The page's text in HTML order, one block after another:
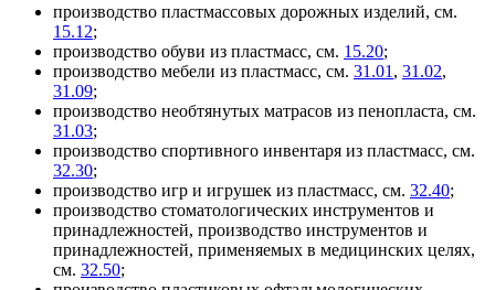
производство пластмассовых дорожных изделий, см.
15.12;
производство обуви из пластмасс, см. 15.20;
производство мебели из пластмасс, см. 31.01 , 31.02,
31.09;
производство необтянутых матрасов из пенопласта, см.
31.03;
производство спортивного инвентаря из пластмасс, см.
32.30;
производство игр и игрушек из пластмасс, см. 32.40;
производство стоматологических инструментов и
принадлежностей, производство инструментов и
принадлежностей, применяемых в медицинских целях,
см. 32.50;